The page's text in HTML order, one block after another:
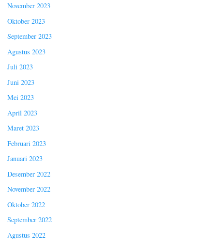
November 2023
Oktober 2023
September 2023
Agustus 2023
Juli 2023
Juni 2023
Mei 2023
April 2023
Maret 2023
Februari 2023
Januari 2023
Desember 2022
November 2022
Oktober 2022
September 2022
Agustus 2022